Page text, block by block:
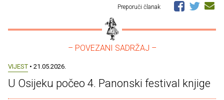
Preporuči članak
– POVEZANI SADRŽAJ –
VIJEST • 21.05.2026.
U Osijeku počeo 4. Panonski festival knjige